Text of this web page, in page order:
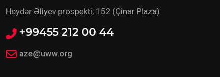
Heydər Əliyev prospekti, 152 (Çinar Plaza)
+99455 212 00 44
aze@uww.org